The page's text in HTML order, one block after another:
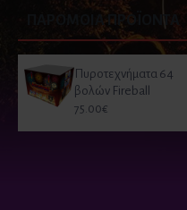
ΠΑΡΟΜΟΙΑ ΠΡΟΪΟΝΤΑ
Πυροτεχνήματα 64
βολών Fireball
75.00€